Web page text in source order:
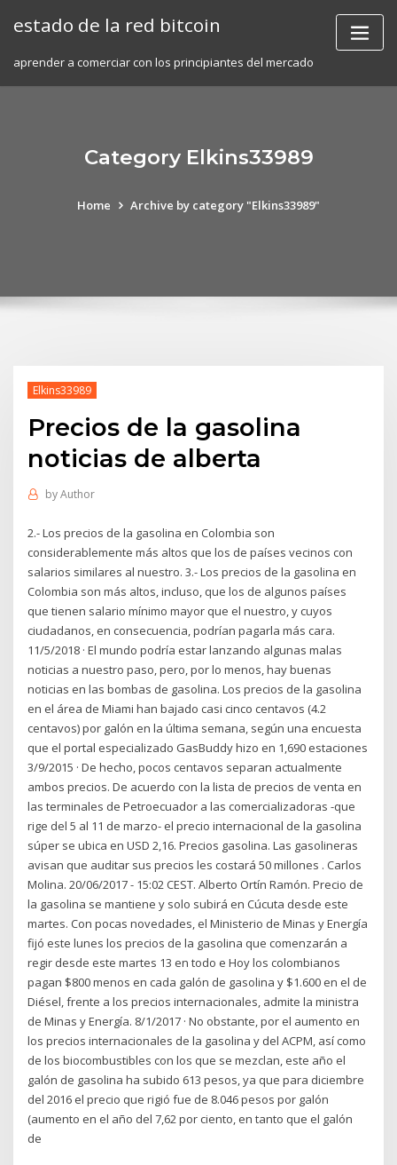
estado de la red bitcoin
aprender a comerciar con los principiantes del mercado
Category Elkins33989
Home Archive by category "Elkins33989"
Elkins33989
Precios de la gasolina
noticias de alberta
byAuthor
2.- Los precios de la gasolina en Colombia son
considerablemente más altos que los de países vecinos con
salarios similares al nuestro. 3.- Los precios de la gasolina en
Colombia son más altos, incluso, que los de algunos países
que tienen salario mínimo mayor que el nuestro, y cuyos
ciudadanos, en consecuencia, podrían pagarla más cara.
11/5/2018 · El mundo podría estar lanzando algunas malas
noticias a nuestro paso, pero, por lo menos, hay buenas
noticias en las bombas de gasolina. Los precios de la gasolina
en el área de Miami han bajado casi cinco centavos (4.2
centavos) por galón en la última semana, según una encuesta
que el portal especializado GasBuddy hizo en 1,690 estaciones
3/9/2015 · De hecho, pocos centavos separan actualmente
ambos precios. De acuerdo con la lista de precios de venta en
las terminales de Petroecuador a las comercializadoras -que
rige del 5 al 11 de marzo- el precio internacional de la gasolina
súper se ubica en USD 2,16. Precios gasolina. Las gasolineras
avisan que auditar sus precios les costará 50 millones . Carlos
Molina. 20/06/2017 - 15:02 CEST. Alberto Ortín Ramón. Precio de
la gasolina se mantiene y solo subirá en Cúcuta desde este
martes. Con pocas novedades, el Ministerio de Minas y Energía
fijó este lunes los precios de la gasolina que comenzarán a
regir desde este martes 13 en todo e Hoy los colombianos
pagan $800 menos en cada galón de gasolina y $1.600 en el de
Diésel, frente a los precios internacionales, admite la ministra
de Minas y Energía. 8/1/2017 · No obstante, por el aumento en
los precios internacionales de la gasolina y del ACPM, así como
de los biocombustibles con los que se mezclan, este año el
galón de gasolina ha subido 613 pesos, ya que para diciembre
del 2016 el precio que rigió fue de 8.046 pesos por galón
(aumento en el año del 7,62 por ciento, en tanto que el galón
de